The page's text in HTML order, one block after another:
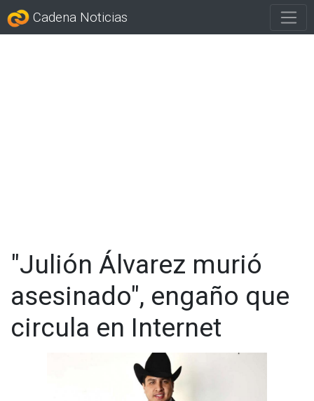
Cadena Noticias
"Julión Álvarez murió
asesinado", engaño que
circula en Internet